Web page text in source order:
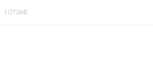
1 ОТЗЫВ